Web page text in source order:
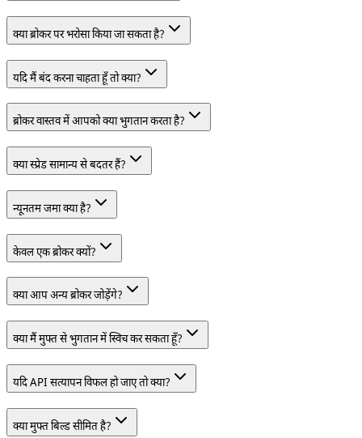
क्या ब्रोकर पर भरोसा किया जा सकता है?
यदि मैं बंद करना चाहता हूँ तो क्या?
ब्रोकर वास्तव में आपको क्या भुगतान करता है?
क्या स्प्रेड सामान्य से बदतर हैं?
न्यूनतम जमा क्या है?
केवल एक ब्रोकर क्यों?
क्या आप अन्य ब्रोकर जोड़ेंगे?
क्या मैं मुफ्त से भुगतान में स्विच कर सकता हूँ?
यदि API सत्यापन विफल हो जाए तो क्या?
क्या मुफ्त बिल्ड सीमित है?